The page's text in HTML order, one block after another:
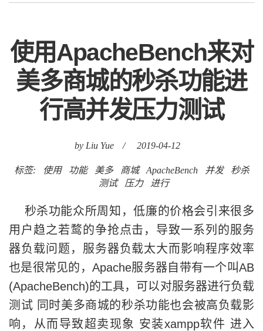
行高并发压力测试
by Liu Yue / 2019-04-12
标签:使用 功能 美多 商城 ApacheBench 并发
测试
压力 进行
秒杀功能众所周知，低廉的价格会引来很多
用户趋之若鹜的争抢点击，导致一系列的服务
器负载问题，服务器负载太大而影响程序效率
也是很常见的，Apache服务器自带有一个叫AB
(ApacheBench)的工具，可以对服务器进行负载
测试 同时美多商城的秒杀功能也会被高负载影
响，从而导致超卖现象 安装xampp软件 进入
c:/xampp/apache/bin 基本用法: ab -n 全部请
求数 -c 并发数测试u......